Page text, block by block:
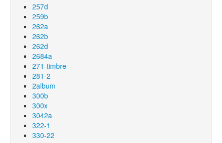
257d
259b
262a
262b
262d
2684a
271-timbre
281-2
2album
300b
300x
3042a
322-1
330-22